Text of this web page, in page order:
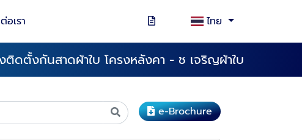
อเรา ไทย
ติดตั้งกันสาดผ้าใบ โครงหลังคา - ช เจริญผ้าใบ
e-Brochure